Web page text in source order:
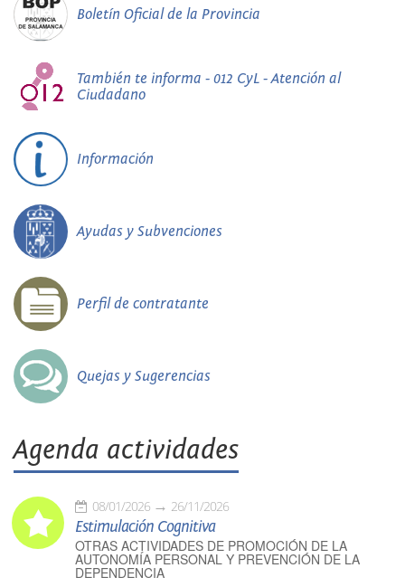
Boletín Oficial de la Provincia
También te informa - 012 CyL - Atención al
Ciudadano
Información
Ayudas y Subvenciones
Perfil de contratante
Quejas y Sugerencias
Agenda actividades
08/01/2026 26/11/2026
Estimulación Cognitiva
OTRAS ACTIVIDADES DE PROMOCIÓN DE LA
AUTONOMÍA PERSONAL Y PREVENCIÓN DE LA
DEPENDENCIA